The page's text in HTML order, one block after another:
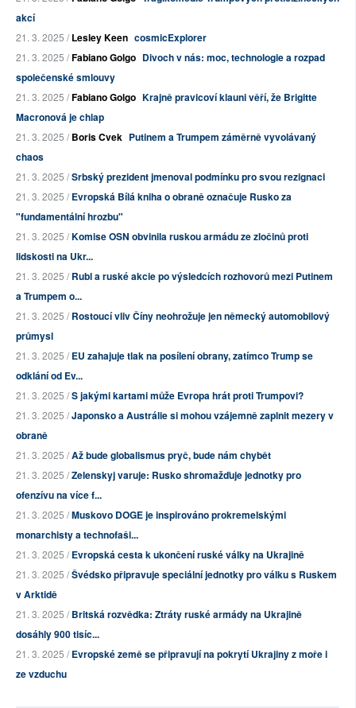
akcí
21. 3. 2025 /Lesley Keen cosmicExplorer
21. 3. 2025 /Fabiano Golgo Divoch v nás: moc, technologie a rozpad
společenské smlouvy
21. 3. 2025 /Fabiano Golgo Krajně pravicoví klauni věří, že Brigitte
Macronová je chlap
21. 3. 2025 /Boris Cvek Putinem a Trumpem záměrně vyvolávaný
chaos
21. 3. 2025 /Srbský prezident jmenoval podmínku pro svou rezignaci
21. 3. 2025 /Evropská Bílá kniha o obraně označuje Rusko za
"fundamentální hrozbu"
21. 3. 2025 /Komise OSN obvinila ruskou armádu ze zločinů proti
lidskosti na Ukr...
21. 3. 2025 /Rubl a ruské akcie po výsledcích rozhovorů mezi Putinem
a Trumpem o...
21. 3. 2025 /Rostoucí vliv Číny neohrožuje jen německý automobilový
průmysl
21. 3. 2025 /EU zahajuje tlak na posílení obrany, zatímco Trump se
odklání od Ev...
21. 3. 2025 /S jakými kartami může Evropa hrát proti Trumpovi?
21. 3. 2025 /Japonsko a Austrálie si mohou vzájemně zaplnit mezery v
obraně
21. 3. 2025 /Až bude globalismus pryč, bude nám chybět
21. 3. 2025 /Zelenskyj varuje: Rusko shromažďuje jednotky pro
ofenzívu na více f...
21. 3. 2025 /Muskovo DOGE je inspirováno prokremelskými
monarchisty a technofaši...
21. 3. 2025 /Evropská cesta k ukončení ruské války na Ukrajině
21. 3. 2025 /Švédsko připravuje speciální jednotky pro válku s Ruskem
v Arktidě
21. 3. 2025 /Britská rozvědka: Ztráty ruské armády na Ukrajině
dosáhly 900 tisíc...
21. 3. 2025 /Evropské země se připravují na pokrytí Ukrajiny z moře i
ze vzduchu